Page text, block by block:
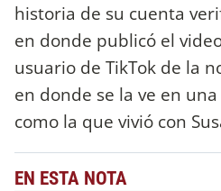
historia de su cuenta
en donde publicó el
usuario de TikTok de la
en donde se la ve en
como la que vivió con
EN ESTA NOTA